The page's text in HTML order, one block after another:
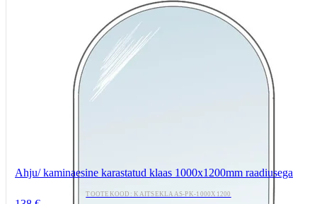
Ahju/ kaminaesine karastatud klaas 1000x1200mm raadiusega
TOOTEKOOD: KAITSEKLAAS-PK-1000X1200